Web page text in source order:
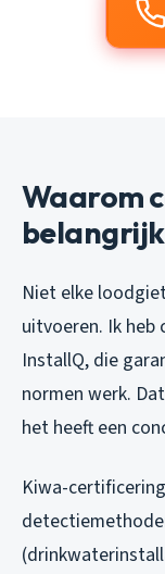
Waarom
Niet elke
uitvoeren. Ik heb
InstallQ, die
normen werk.
het heeft een
Kiwa-